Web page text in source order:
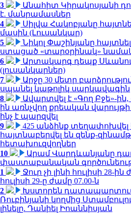
3
Անահիտ Կիրակոսյանի
է. մանրամասներ
4
Սիլվա Հակոբյանը
մասին (Լուսանկար)
5
Նիկոլ Փաշինյանը
ստացած «տարօրինակ»
6
Արտակարգ դեպք
(լուսանկարներ)
7
Արջը 30 մետր
սպանել կաթոլիկ սարկավագին
8
Ավարտվել է «Գող Բջե»-ին,
ին առնչվող քրեական
ինչ է պարզվել
9
425 անձինք տեղափոխվել
հայտնաբերվել են զենք-
հետախուզվողներ
10
Արամ Վարդևանյանը
փաստաբանական
1
Ջուր չի լինի հուլիսի 28-
հուլիսի 29-ը ժամը 07.00-ն
2
Խստորեն դատապարտում
Ռուբինյանի կողմից
լինելը. Դանիել Իոաննիսյան